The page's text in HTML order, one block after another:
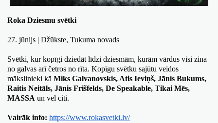
Roka Dziesmu svētki
27. jūnijs | Džūkste, Tukuma novads
Svētki, kur kopīgi dziedāt līdzi dziesmām, kurām vārdus visi zina
no galvas arī četros no rīta. Kopīgu svētku sajūtu veidos
mākslinieki kā Miks Galvanovskis, Atis Ieviņš, Jānis Bukums,
Raitis Neitāls, Jānis Frišfelds, De Speakable, Tikai Mēs,
MASSA un vēl citi.
Vairāk info: https://www.rokasvetki.lv/